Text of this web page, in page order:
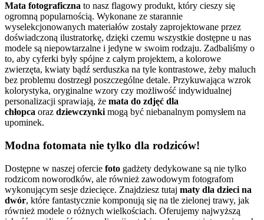
Mata fotograficzna to nasz flagowy produkt, który cieszy się
ogromną popularnością. Wykonane ze starannie
wyselekcjonowanych materiałów zostały zaprojektowane przez
doświadczoną ilustratorkę, dzięki czemu wszystkie dostępne u nas
modele są niepowtarzalne i jedyne w swoim rodzaju. Zadbaliśmy o
to, aby cyferki były spójne z całym projektem, a kolorowe
zwierzęta, kwiaty bądź serduszka na tyle kontrastowe, żeby maluch
bez problemu dostrzegł poszczególne detale. Przykuwająca wzrok
kolorystyka, oryginalne wzory czy możliwość indywidualnej
personalizacji sprawiają, że mata do zdjęć dla
chłopca oraz dziewczynki mogą być niebanalnym pomysłem na
upominek.
Modna fotomata nie tylko dla rodziców!
Dostępne w naszej ofercie foto gadżety dedykowane są nie tylko
rodzicom noworodków, ale również zawodowym fotografom
wykonującym sesje dziecięce. Znajdziesz tutaj maty dla dzieci na
dwór, które fantastycznie komponują się na tle zielonej trawy, jak
również modele o różnych wielkościach. Oferujemy najwyższą